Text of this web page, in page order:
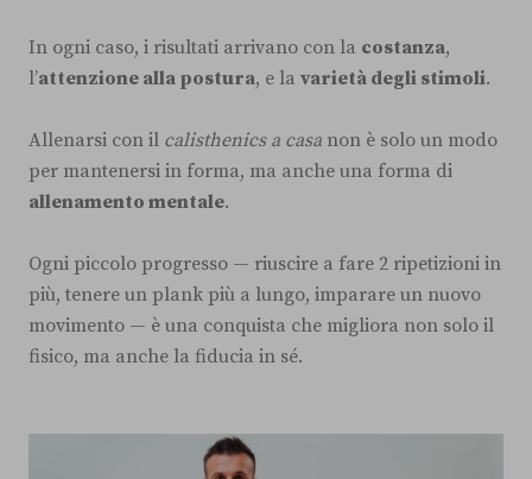
In ogni caso, i risultati arrivano con la costanza,
l’attenzione alla postura, e la varietà degli stimoli.
Allenarsi con il calisthenics a casa non è solo un modo
per mantenersi in forma, ma anche una forma di
allenamento mentale.
Ogni piccolo progresso — riuscire a fare 2 ripetizioni in
più, tenere un plank più a lungo, imparare un nuovo
movimento — è una conquista che migliora non solo il
fisico, ma anche la fiducia in sé.